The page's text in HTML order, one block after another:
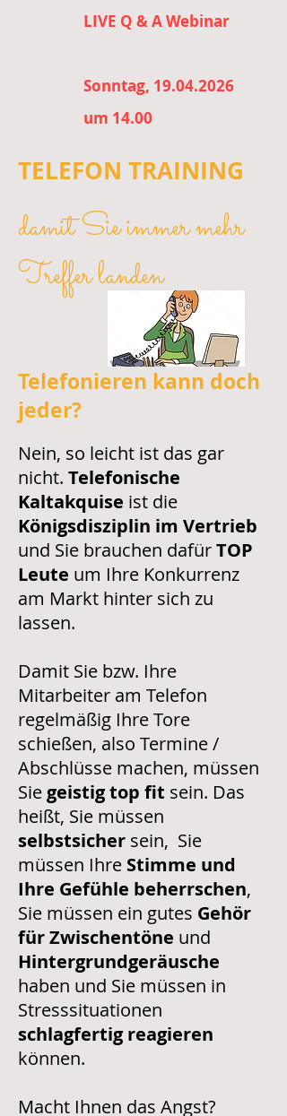
LIVE Q & A Webinar
Sonntag, 19.04.2026
um 14.00
TELEFON TRAINING
damit Sie immer mehr
Treffer landen
Telefonieren kann doch
jeder?
Nein, so leicht ist das gar
nicht. Telefonische
Kaltakquise ist die
Königsdisziplin im Vertrieb
und Sie brauchen dafürTOP
Leute um Ihre Konkurrenz
am Markt hinter sich zu
lassen.
Damit Sie bzw. Ihre
Mitarbeiter am Telefon
regelmäßig Ihre Tore
schießen, also Termine /
Abschlüsse machen, müssen
Sie geistig top fit sein. Das
heißt, Sie müssen
selbstsicher sein, Sie
müssen Ihre Stimme und
Ihre Gefühle beherrschen,
Sie müssen ein gutes Gehör
für Zwischentöne und
Hintergrundgeräusche
haben und Sie müssen in
Stresssituationen
schlagfertig reagieren
können.
Macht Ihnen das Angst?